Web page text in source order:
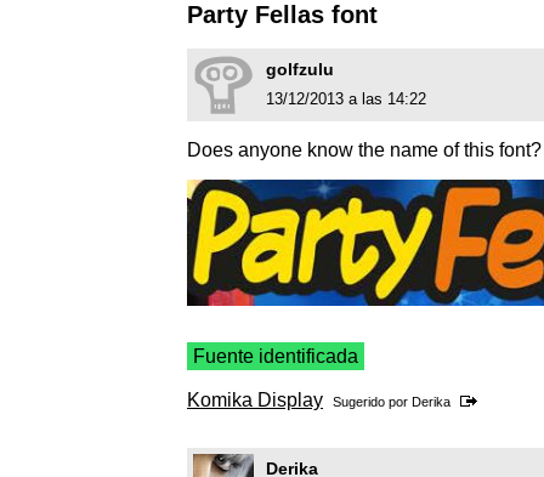
Party Fellas font
golfzulu
13/12/2013 a las 14:22
Does anyone know the name of this
Fuente identificada
Komika Display Sugerido por Derika
Derika